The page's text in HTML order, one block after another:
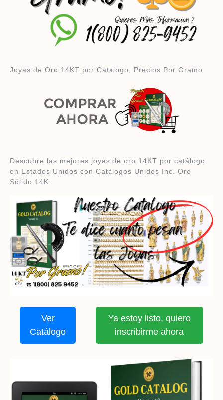
Joyas de Oro 14KT por Catalogo, Precios Por Gramo
Descubre las mejores joyas de oro 14KT por catálogo
en Estados Unidos con Catálogos Unidos Inc. Oro
Sólido 14K
Ver
Catálogo
Ya estoy listo, quiero
inscribirme ahora